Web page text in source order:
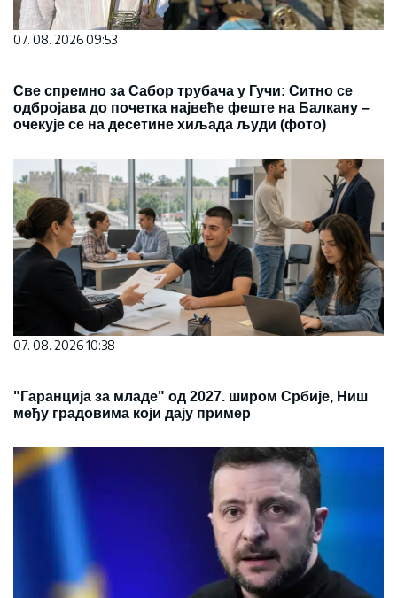
07. 08. 2026 09:53
Све спремно за Сабор трубача у Гучи: Ситно се
одбројава до почетка највеће феште на Балкану –
очекује се на десетине хиљада људи (фото)
07. 08. 2026 10:38
"Гаранција за младе" од 2027. широм Србије, Ниш
међу градовима који дају пример